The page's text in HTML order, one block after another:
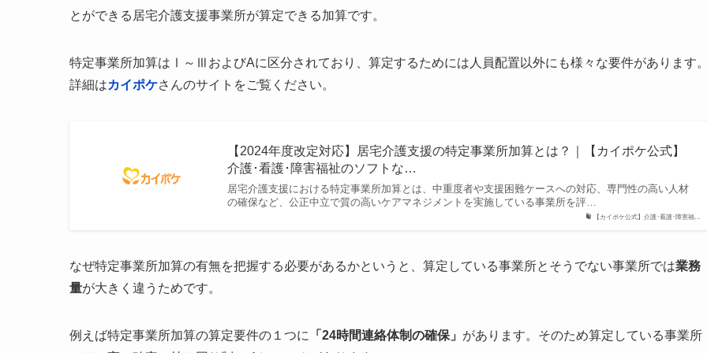
とができる居宅介護支援事業所が算定できる加算です。
特定事業所加算はⅠ～ⅢおよびAに区分されており、算定するためには人員配置以外にも様々な要件があります
詳細はカイポケさんのサイトをご覧ください。
【カイポケ公式】介護･看護･障害福…
【2024年度改定対応】居宅介護支援の特定事業所加算とは？｜【カイポケ公式】
介護･看護･障害福祉のソフトな…
居宅介護支援における特定事業所加算とは、中重度者や支援困難ケースへの対応、専門性の高い人材
の確保など、公正中立で質の高いケアマネジメントを実施している事業所を評…
なぜ特定事業所加算の有無を把握する必要があるかというと、算定している事業所とそうでない事業所では業務
量が大きく違うためです。
例えば特定事業所加算の算定要件の１つに 「24時間連絡体制の確保」 があります。そのため算定している事業所